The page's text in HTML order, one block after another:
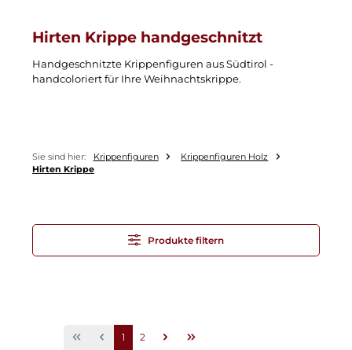
Hirten Krippe handgeschnitzt
Handgeschnitzte Krippenfiguren aus Südtirol -
handcoloriert für Ihre Weihnachtskrippe.
Sie sind hier: Krippenfiguren
Krippenfiguren Holz
Hirten Krippe
Produkte filtern
Seite
1 Seite
2